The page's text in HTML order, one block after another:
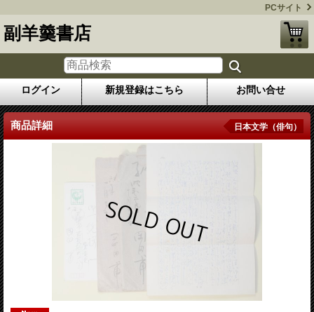
PCサイト
副羊羹書店
ログイン 新規登録はこちら お問い合せ
商品詳細 日本文学（俳句）